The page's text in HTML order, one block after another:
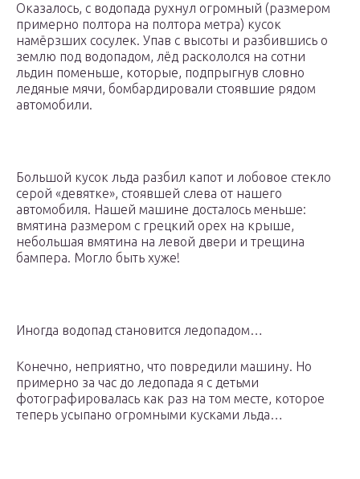
Оказалось, с водопада рухнул огромный (размером
примерно полтора на полтора метра) кусок
намёрзших сосулек. Упав с высоты и разбившись о
землю под водопадом, лёд раскололся на сотни
льдин поменьше, которые, подпрыгнув словно
ледяные мячи, бомбардировали стоявшие рядом
автомобили.
Большой кусок льда разбил капот и лобовое стекло
серой «девятке», стоявшей слева от нашего
автомобиля. Нашей машине досталось меньше:
вмятина размером с грецкий орех на крыше,
небольшая вмятина на левой двери и трещина
бампера. Могло быть хуже!
Иногда водопад становится ледопадом…
Конечно, неприятно, что повредили машину. Но
примерно за час до ледопада я с детьми
фотографировалась как раз на том месте, которое
теперь усыпано огромными кусками льда…